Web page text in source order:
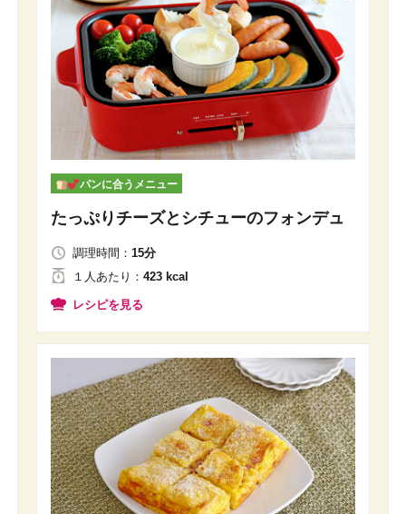
パンに合うメニュー
たっぷりチーズとシチューのフォンデュ
調理時間： 15分
１人あたり ： 423 kcal
レシピを見る